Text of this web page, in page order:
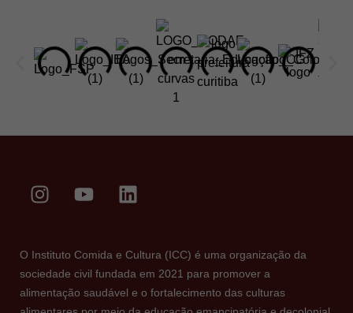
O Instituto Comida e Cultura (ICC) é uma organização da
sociedade civil fundada em 2021 para promover a
alimentação saudável e o fortalecimento das culturas